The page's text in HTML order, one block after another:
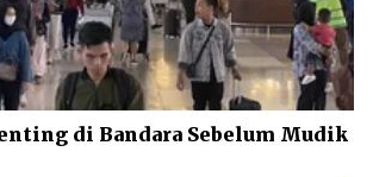
di Bandara Sebelum Mudik